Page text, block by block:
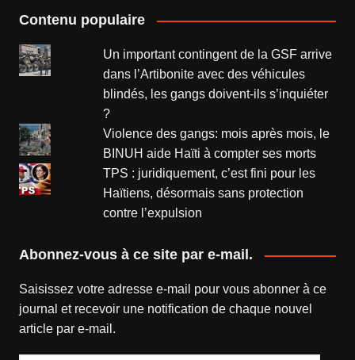
Contenu populaire
Un important contingent de la GSF arrive
dans l’Artibonite avec des véhicules
blindés, les gangs doivent-ils s’inquiéter
?
Violence des gangs: mois après mois, le
BINUH aide Haïti à compter ses morts
TPS : juridiquement, c’est fini pour les
Haïtiens, désormais sans protection
contre l’expulsion
Abonnez-vous à ce site par e-mail.
Saisissez votre adresse e-mail pour vous abonner à ce
journal et recevoir une notification de chaque nouvel
article par e-mail.